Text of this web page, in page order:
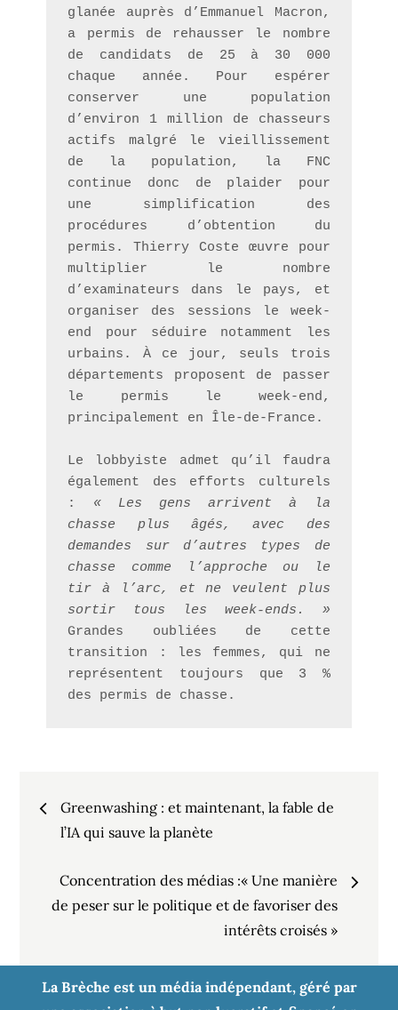
glanée auprès d’Emmanuel Macron,
a permis de rehausser le nombre
de candidats de 25 à 30 000
chaque année. Pour espérer
conserver une population
d’environ 1 million de chasseurs
actifs malgré le vieillissement
de la population, la FNC
continue donc de plaider pour
une simplification des
procédures d’obtention du
permis. Thierry Coste œuvre pour
multiplier le nombre
d’examinateurs dans le pays, et
organiser des sessions le week-
end pour séduire notamment les
urbains. À ce jour, seuls trois
départements proposent de passer
le permis le week-end,
principalement en Île-de-France.
Le lobbyiste admet qu’il faudra
également des efforts culturels
: « Les gens arrivent à la
chasse plus âgés, avec des
demandes sur d’autres types de
chasse comme l’approche ou le
tir à l’arc, et ne veulent plus
sortir tous les week-ends. »
Grandes oubliées de cette
transition : les femmes, qui ne
représentent toujours que 3 %
des permis de chasse.
Navigation
l’article
Greenwashing : et maintenant, la fable de
l’IA qui sauve la planète
Concentration des médias :« Une manière
de peser sur le politique et de favoriser des
intérêts croisés »
La Brèche est un média indépendant, géré par